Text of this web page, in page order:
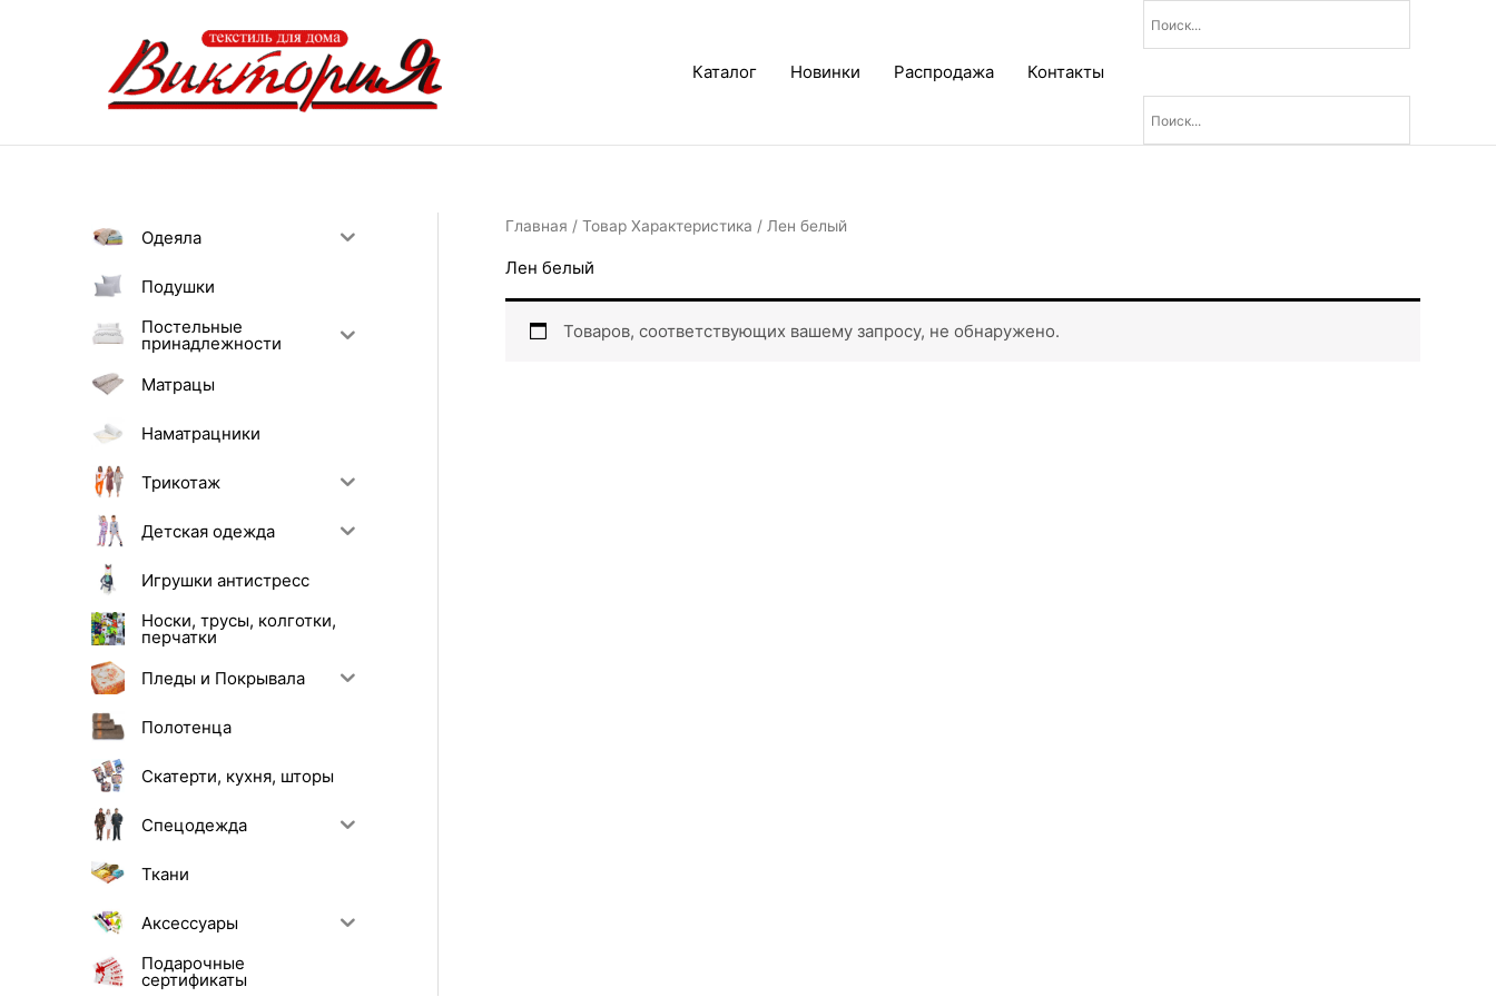
Каталог Новинки Распродажа Контакты
Одеяла
Подушки
Постельные
принадлежности
Матрацы
Наматрацники
Трикотаж
Детская одежда
Игрушки антистресс
Носки, трусы, колготки,
перчатки
Пледы и Покрывала
Полотенца
Скатерти, кухня, шторы
Спецодежда
Ткани
Аксессуары
Подарочные
сертификаты
Главная / Товар Характеристика / Лен белый
Лен белый
Товаров, соответствующих вашему запросу, не обнаружено.